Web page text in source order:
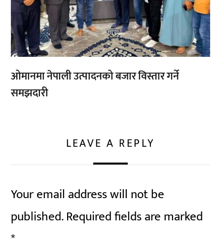
ओमानमा नेपाली उत्पादनको बजार विस्तार गर्ने
समझदारी
LEAVE A REPLY
Your email address will not be
published.Required fields are marked
*